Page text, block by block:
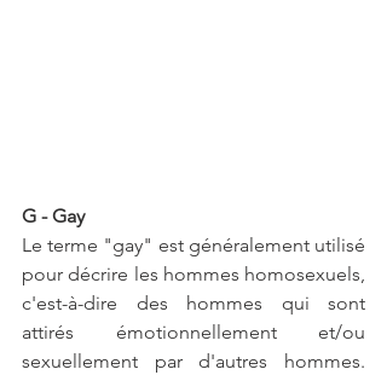
G - Gay
Le terme "gay" est généralement utilisé
pour décrire les hommes homosexuels,
c'est-à-dire des hommes qui sont
attirés émotionnellement et/ou
sexuellement par d'autres hommes.